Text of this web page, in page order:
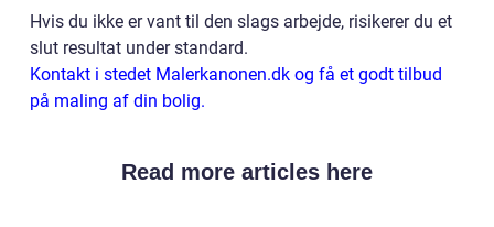
Hvis du ikke er vant til den slags arbejde, risikerer du et
slut resultat under standard.
Kontakt i stedet Malerkanonen.dk og få et godt tilbud
på maling af din bolig.
Read more articles here